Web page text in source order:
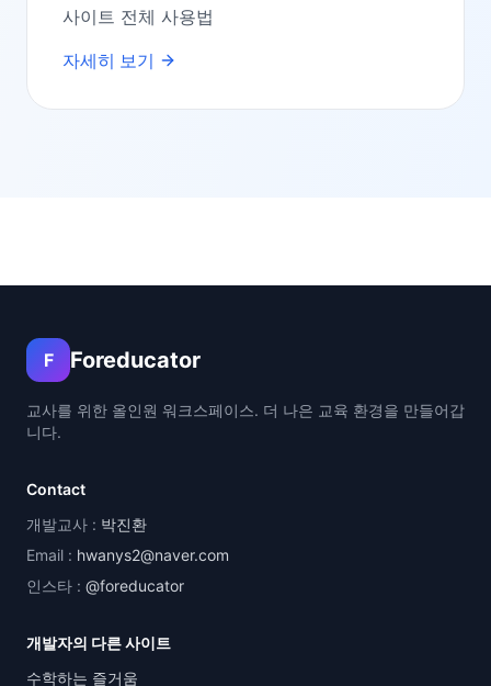
사이트 전체 사용법
자세히 보기
F Foreducator
교사를 위한 올인원 워크스페이스. 더 나은 교육 환경을 만들어갑
니다.
Contact
개발교사 : 박진환
Email : hwanys2@naver.com
인스타 : @foreducator
개발자의 다른 사이트
수학하는 즐거움